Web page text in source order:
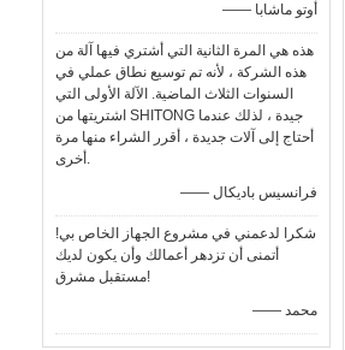
—— أوتو ماشابا
هذه هي المرة الثانية التي أشتري فيها آلة من
هذه الشركة ، لأنه تم توسيع نطاق عملي في
السنوات الثلاث الماضية. الآلة الأولى التي
اشتريتها من SHITONG جيدة ، لذلك عندما
أحتاج إلى آلات جديدة ، أقرر الشراء منها مرة
أخرى.
—— فرانسيس باديكال
شكرا لدعمني في مشروع الجهاز الخاص بي!
أتمنى أن تزدهر أعمالك وأن يكون لديك
مستقبل مشرق!
—— محمد